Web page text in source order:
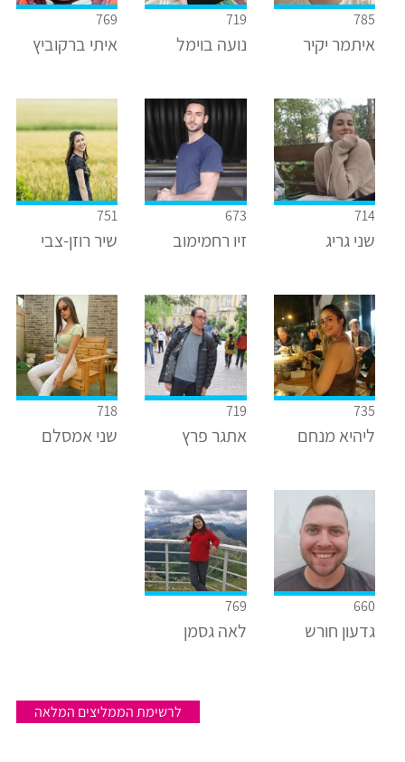
785
איתמר יקיר
719
נועה בוימל
769
איתי ברקוביץ
714
שני גריג
673
זיו רחמימוב
751
שיר רוזן-צבי
735
ליהיא מנחם
719
אתגר פרץ
718
שני אמסלם
660
גדעון חורש
769
לאה גסמן
לרשימת הממליצים המלאה